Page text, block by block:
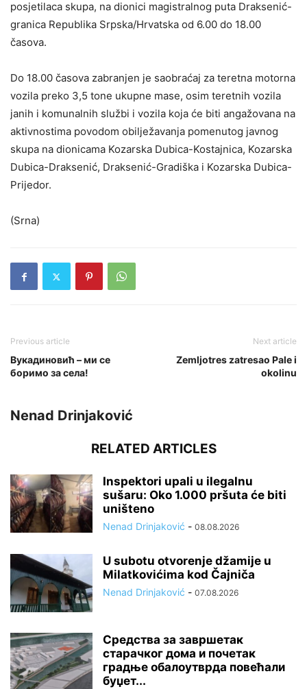
posjetilaca skupa, na dionici magistralnog puta Draksenić-
granica Republika Srpska/Hrvatska od 6.00 do 18.00
časova.
Do 18.00 časova zabranjen je saobraćaj za teretna motorna
vozila preko 3,5 tone ukupne mase, osim teretnih vozila
janih i komunalnih službi i vozila koja će biti angažovana na
aktivnostima povodom obilježavanja pomenutog javnog
skupa na dionicama Kozarska Dubica-Kostajnica, Kozarska
Dubica-Draksenić, Draksenić-Gradiška i Kozarska Dubica-
Prijedor.
(Srna)
Previous article
Вукадиновић – ми се
боримо за села!
Next article
Zemljotres zatresao Pale i
okolinu
Nenad Drinjaković
RELATED ARTICLES
Inspektori upali u ilegalnu
sušaru: Oko 1.000 pršuta će biti
uništeno
Nenad Drinjaković - 08.08.2026
U subotu otvorenje džamije u
Milatkovićima kod Čajniča
Nenad Drinjaković - 07.08.2026
Средства за завршетак
старачког дома и почетак
градње обалоутврда повећали
буџет...